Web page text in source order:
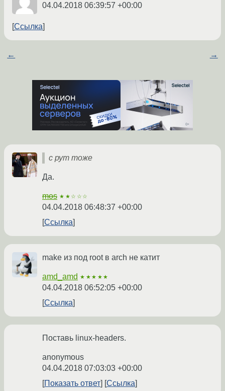
04.04.2018 06:39:57 +00:00
Ссылка
← →
с рут тоже
Да.
mos ★★☆☆☆
04.04.2018 06:48:37 +00:00
Ссылка
make из под root в arch не катит
amd_amd ★★★★★
04.04.2018 06:52:05 +00:00
Ссылка
Поставь linux-headers.
anonymous
04.04.2018 07:03:03 +00:00
Показать ответ
Ссылка